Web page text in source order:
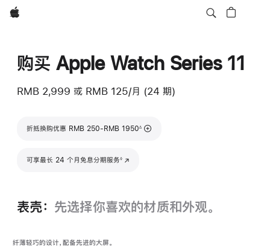
Apple
购买 Apple Watch Series 11
RMB 2,999 或 RMB 125/月 (24 期)
折抵换购优惠 RMB 250-RMB 1950
脚注
∆
可享最长 24 个月免息分期服务◊
(在新窗口中打开)
表壳： 先选择你喜欢的材质和外观。
纤薄轻巧的设计，配备先进的大屏。